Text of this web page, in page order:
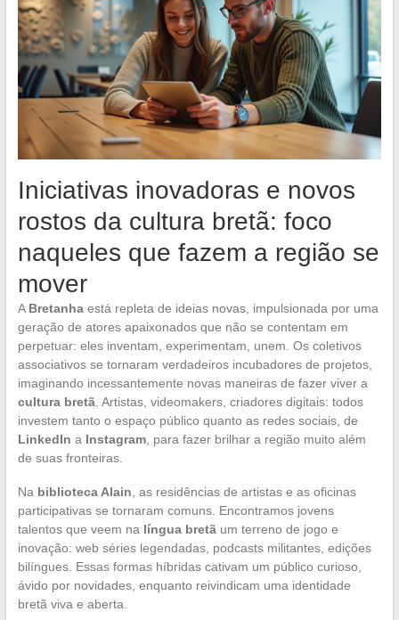
Iniciativas inovadoras e novos
rostos da cultura bretã: foco
naqueles que fazem a região se
mover
A Bretanhaestá repleta de ideias novas, impulsionada por uma
geração de atores apaixonados que não se contentam em
perpetuar: eles inventam, experimentam, unem. Os coletivos
associativos se tornaram verdadeiros incubadores de projetos,
imaginando incessantemente novas maneiras de fazer viver a
cultura bretã. Artistas, videomakers, criadores digitais: todos
investem tanto o espaço público quanto as redes sociais, de
LinkedIn a Instagram, para fazer brilhar a região muito além
de suas fronteiras.
Na biblioteca Alain , as residências de artistas e as oficinas
participativas se tornaram comuns. Encontramos jovens
talentos que veem na língua bretãum terreno de jogo e
inovação: web séries legendadas, podcasts militantes, edições
bilíngues. Essas formas híbridas cativam um público curioso,
ávido por novidades, enquanto reivindicam uma identidade
bretã viva e aberta.